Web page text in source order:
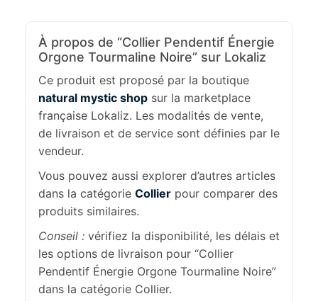
À propos de “Collier Pendentif Énergie
Orgone Tourmaline Noire” sur Lokaliz
Ce produit est proposé par la boutique
natural mystic shop sur la marketplace
française Lokaliz. Les modalités de vente,
de livraison et de service sont définies par le
vendeur.
Vous pouvez aussi explorer d’autres articles
dans la catégorie Collier pour comparer des
produits similaires.
Conseil : vérifiez la disponibilité, les délais et
les options de livraison pour “Collier
Pendentif Énergie Orgone Tourmaline Noire”
dans la catégorie Collier.